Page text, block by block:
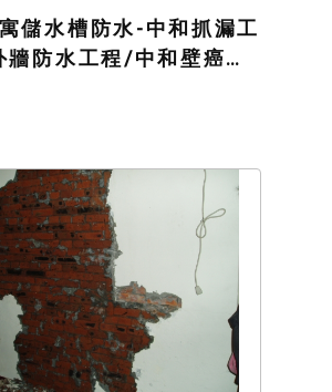
儲水槽防水-中和抓漏工
防水工程/中和壁癌防